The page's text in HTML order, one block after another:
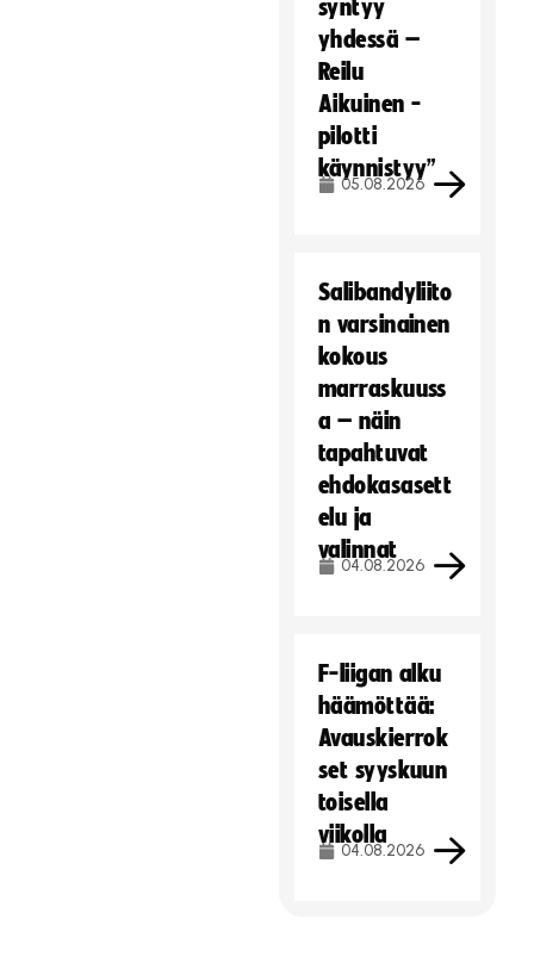
Hyväksy markkinointievästeet
syntyy
yhdessä –
Reilu
Aikuinen -
pilotti
käynnistyy”
05.08.2026
Salibandyliito
n varsinainen
kokous
marraskuuss
a – näin
tapahtuvat
ehdokasasett
elu ja
valinnat
04.08.2026
F-liigan alku
häämöttää:
Avauskierrok
set syyskuun
toisella
viikolla
04.08.2026